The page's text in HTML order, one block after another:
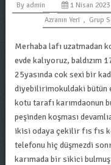
By admin 1 Nisan 2023
Azranın Yeri , Grup
Merhaba lafı uzatmadan
evde kalıyoruz, baldızım
25yasında cok sexi bir
diyebilirimokuldaki bütün
kotu tarafı karımdaonun
peşinden koşması
ikisi odaya çekilir fıs fıs
telefonu hiç düşmezdi
karımada bir sikici